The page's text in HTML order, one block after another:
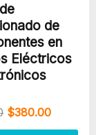
de
en
Eléctricos
$380.00